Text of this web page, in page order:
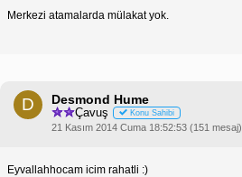
Merkezi atamalarda mülakat yok.
D Desmond Hume
Çavuş Konu Sahibi
21 Kasım 2014 Cuma 18:52:53 (151 mesaj)
Eyvallahhocam icim rahatli :)